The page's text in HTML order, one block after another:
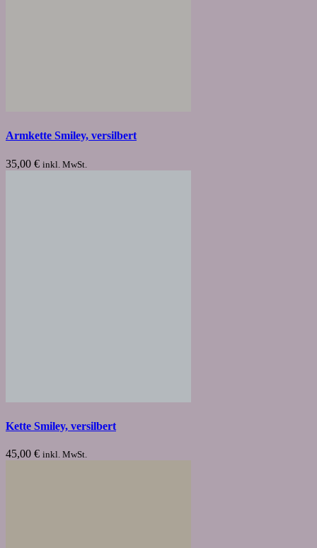
Armkette Smiley, versilbert
35,00 € inkl. MwSt.
Kette Smiley, versilbert
45,00 € inkl. MwSt.